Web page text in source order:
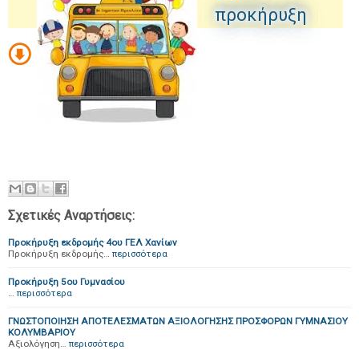
προκήρυξη
Σχετικές Αναρτήσεις:
Προκήρυξη εκδρομής 4ου ΓΕΛ Χανίων
Προκήρυξη εκδρομής… περισσότερα
Προκήρυξη 5ου Γυμνασίου
… περισσότερα
ΓΝΩΣΤΟΠΟΙΗΣΗ ΑΠΟΤΕΛΕΣΜΑΤΩΝ ΑΞΙΟΛΟΓΗΣΗΣ ΠΡΟΣΦΟΡΩΝ ΓΥΜΝΑΣΙΟΥ
ΚΟΛΥΜΒΑΡΙΟΥ
Αξιολόγηση… περισσότερα